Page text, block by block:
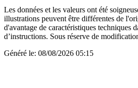
Les données et les valeurs ont été
illustrations peuvent être différentes de
d'avantage de caractéristiques techniques
d’instructions. Sous réserve de
Généré le: 08/08/2026 05:15